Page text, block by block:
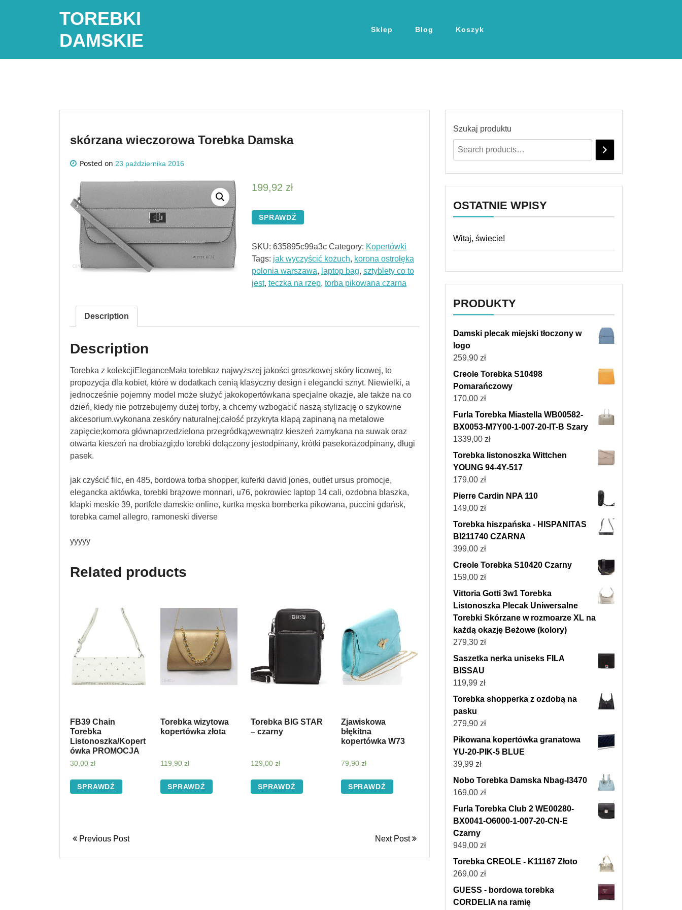
TOREBKI
DAMSKIE
Sklep Blog Koszyk
skórzana wieczorowa Torebka Damska
Posted on 23 października 2016
199,92 zł
SPRAWDŹ
SKU: 635895c99a3c Category: Kopertówki
Tags: jak wyczyścić kożuch, korona ostrołęka
polonia warszawa, laptop bag, sztyblety co to
jest, teczka na rzep, torba pikowana czarna
Description
Description
Torebka z kolekcjiEleganceMała torebkaz najwyższej jakości groszkowej skóry licowej, to
propozycja dla kobiet, które w dodatkach cenią klasyczny design i elegancki sznyt. Niewielki, a
jednocześnie pojemny model może służyć jakokopertówkana specjalne okazje, ale także na co
dzień, kiedy nie potrzebujemy dużej torby, a chcemy wzbogacić naszą stylizację o szykowne
akcesorium.wykonana zeskóry naturalnej;całość przykryta klapą zapinaną na metalowe
zapięcie;komora głównaprzedzielona przegródką;wewnątrz kieszeń zamykana na suwak oraz
otwarta kieszeń na drobiazgi;do torebki dołączony jestodpinany, krótki pasekorazodpinany, długi
pasek.
jak czyścić filc, en 485, bordowa torba shopper, kuferki david jones, outlet ursus promocje,
elegancka aktówka, torebki brązowe monnari, u76, pokrowiec laptop 14 cali, ozdobna blaszka,
klapki meskie 39, portfele damskie online, kurtka męska bomberka pikowana, puccini gdańsk,
torebka camel allegro, ramoneski diverse
yyyyy
Related products
FB39 Chain
Torebka
Listonoszka/Kopert
ówka PROMOCJA
30,00 zł
SPRAWDŹ
Torebka wizytowa
kopertówka złota
119,90 zł
SPRAWDŹ
Torebka BIG STAR
– czarny
129,00 zł
SPRAWDŹ
Zjawiskowa
błękitna
kopertówka W73
79,90 zł
SPRAWDŹ
Previous Post Next Post
Szukaj produktu
OSTATNIE WPISY
Witaj, świecie!
PRODUKTY
Damski plecak miejski tłoczony w
logo
259,90 zł
Creole Torebka S10498
Pomarańczowy
170,00 zł
Furla Torebka Miastella WB00582-
BX0053-M7Y00-1-007-20-IT-B Szary
1339,00 zł
Torebka listonoszka Wittchen
YOUNG 94-4Y-517
179,00 zł
Pierre Cardin NPA 110
149,00 zł
Torebka hiszpańska - HISPANITAS
BI211740 CZARNA
399,00 zł
Creole Torebka S10420 Czarny
159,00 zł
Vittoria Gotti 3w1 Torebka
Listonoszka Plecak Uniwersalne
Torebki Skórzane w rozmoarze XL na
każdą okazję Beżowe (kolory)
279,30 zł
Saszetka nerka uniseks FILA
BISSAU
119,99 zł
Torebka shopperka z ozdobą na
pasku
279,90 zł
Pikowana kopertówka granatowa
YU-20-PIK-5 BLUE
39,99 zł
Nobo Torebka Damska Nbag-I3470
169,00 zł
Furla Torebka Club 2 WE00280-
BX0041-O6000-1-007-20-CN-E
Czarny
949,00 zł
Torebka CREOLE - K11167 Złoto
269,00 zł
GUESS - bordowa torebka
CORDELIA na ramię